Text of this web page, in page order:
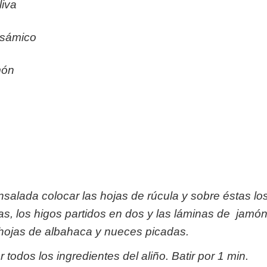
colocar las hojas de rúcula y sobre éstas
los higos partidos en dos y las láminas de
de albahaca y nueces picadas.
todos los ingredientes del aliño. Batir por 1 min.